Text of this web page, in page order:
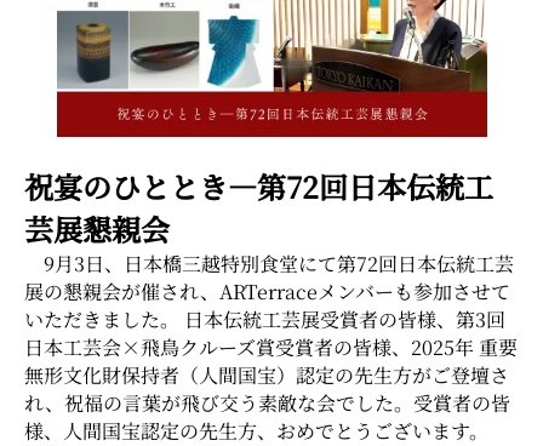
祝宴のひととき―第72回日本伝統工
芸展懇親会
9月3日、日本橋三越特別食堂にて第72回日本伝統工芸
展の懇親会が催され、ARTerraceメンバーも参加させて
いただきました。 日本伝統工芸展受賞者の皆様、第3回
日本工芸会×飛鳥クルーズ賞受賞者の皆様、2025年 重要
無形文化財保持者（人間国宝）認定の先生方がご登壇さ
れ、祝福の言葉が飛び交う素敵な会でした。受賞者の皆
様、人間国宝認定の先生方、おめでとうございます。